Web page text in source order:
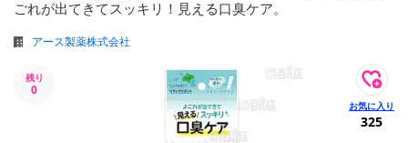
ごれが出てきてスッキリ！見える口臭ケア。
アース製薬株式会社
残り
0
325